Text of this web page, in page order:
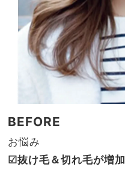
BEFORE
お悩み
☑︎抜け毛＆切れ毛が増加